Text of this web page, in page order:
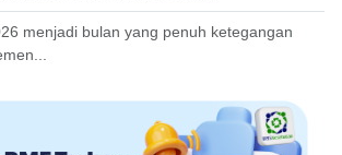
menjadi bulan yang penuh ketegangan